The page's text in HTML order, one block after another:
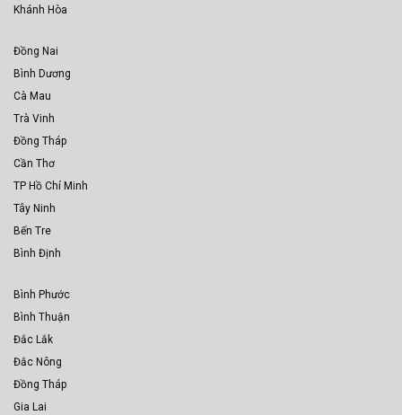
Khánh Hòa
Đồng Nai
Bình Dương
Cà Mau
Trà Vinh
Đồng Tháp
Cần Thơ
TP Hồ Chí Minh
Tây Ninh
Bến Tre
Bình Định
Bình Phước
Bình Thuận
Đắc Lắk
Đắc Nông
Đồng Tháp
Gia Lai